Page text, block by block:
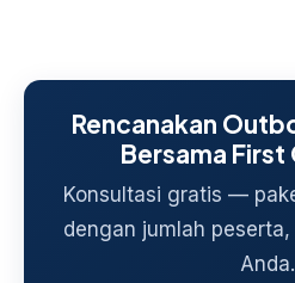
Rencanakan
Bersama
Konsultasi gratis —
dengan jumlah
Anda.